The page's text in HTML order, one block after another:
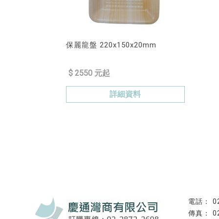
保麗龍盤 220x150x20mm
$ 2550 元起
詳細資料